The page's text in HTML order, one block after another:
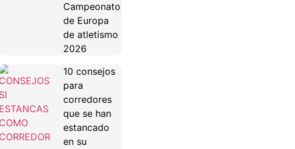
Campeonato
de Europa
de atletismo
2026
10 consejos
para
corredores
que se han
estancado
en su